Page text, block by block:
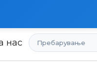
нас Пребарување